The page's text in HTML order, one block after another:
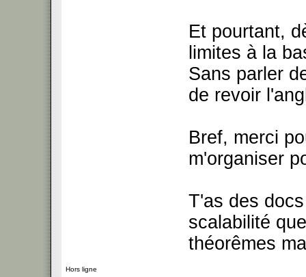
Et pourtant,
limites à la
Sans parler
de revoir
Bref, merci
m'organiser
T'as des
scalabilité
théorêmes
Hors ligne